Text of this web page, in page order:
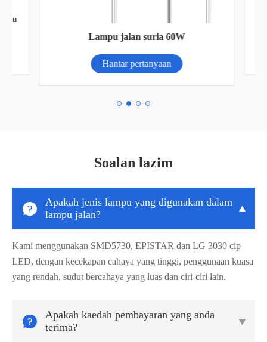
Lampu jalan suria 60W
Hantar pertanyaan
Soalan lazim

Apakah jenis lampu yang digunakan dalam
lampu jalan?

Kami menggunakan SMD5730, EPISTAR dan LG 3030 cip
LED, dengan kecekapan cahaya yang tinggi, penggunaan kuasa
yang rendah, sudut bercahaya yang luas dan ciri-ciri lain.

Apakah kaedah pembayaran yang anda
terima?
